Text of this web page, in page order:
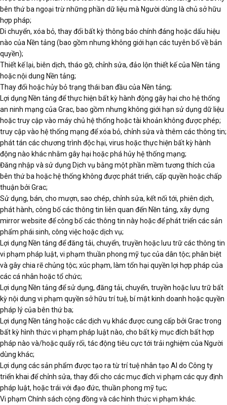
bên thứ ba ngoại trừ những phần dữ liệu mà Người dùng là chủ sở hữu
hợp pháp;
Di chuyển, xóa bỏ, thay đổi bất kỳ thông báo chính đáng hoặc dấu hiệu
nào của Nền tảng (bao gồm nhưng không giới hạn các tuyên bố về bản
quyền);
Thiết kế lại, biên dịch, tháo gỡ, chỉnh sửa, đảo lộn thiết kế của Nền tảng
hoặc nội dung Nền tảng;
Thay đổi hoặc hủy bỏ trạng thái ban đầu của Nền tảng;
Lợi dụng Nền tảng để thực hiện bất kỳ hành động gây hại cho hệ thống
an ninh mạng của Grac, bao gồm nhưng không giới hạn sử dụng dữ liệu
hoặc truy cập vào máy chủ hệ thống hoặc tài khoản không được phép;
truy cập vào hệ thống mạng để xóa bỏ, chỉnh sửa và thêm các thông tin;
phát tán các chương trình độc hại, virus hoặc thực hiện bất kỳ hành
động nào khác nhằm gây hại hoặc phá hủy hệ thống mạng;
Đăng nhập và sử dụng Dịch vụ bằng một phần mềm tương thích của
bên thứ ba hoặc hệ thống không được phát triển, cấp quyền hoặc chấp
thuận bởi Grac;
Sử dụng, bán, cho mượn, sao chép, chỉnh sửa, kết nối tới, phiên dịch,
phát hành, công bố các thông tin liên quan đến Nền tảng, xây dựng
mirror website để công bố các thông tin này hoặc để phát triển các sản
phẩm phái sinh, công việc hoặc dịch vụ;
Lợi dụng Nền tảng để đăng tải, chuyển, truyền hoặc lưu trữ các thông tin
vi phạm pháp luật, vi phạm thuần phong mỹ tục của dân tộc; phân biệt
và gây chia rẽ chủng tộc; xúc phạm, làm tổn hại quyền lợi hợp pháp của
các cá nhân hoặc tổ chức;
Lợi dụng Nền tảng để sử dụng, đăng tải, chuyển, truyền hoặc lưu trữ bất
kỳ nội dung vi phạm quyền sở hữu trí tuệ, bí mật kinh doanh hoặc quyền
pháp lý của bên thứ ba;
Lợi dụng Nền tảng hoặc các dịch vụ khác được cung cấp bởi Grac trong
bất kỳ hình thức vi phạm pháp luật nào, cho bất kỳ mục đích bất hợp
pháp nào và/hoặc quấy rối, tác động tiêu cực tới trải nghiệm của Người
dùng khác;
Lợi dụng các sản phẩm được tạo ra từ trí tuệ nhân tạo AI do Công ty
triển khai để chỉnh sửa, thay đổi cho các mục đích vi phạm các quy định
pháp luật, hoặc trái với đạo đức, thuần phong mỹ tục;
Vi phạm Chính sách cộng đồng và các hình thức vi phạm khác.